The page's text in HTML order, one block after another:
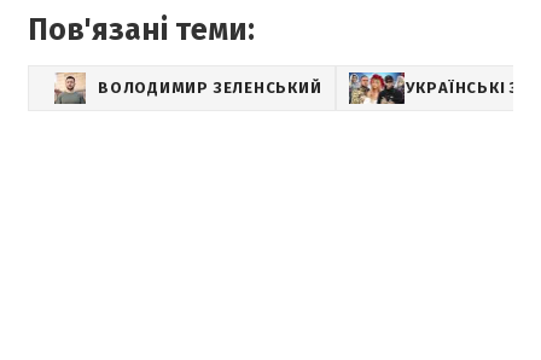
Пов'язані теми:
ВОЛОДИМИР ЗЕЛЕНСЬКИЙ УКРАЇНСЬКІ